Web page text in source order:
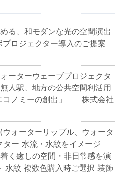
る、和モダンな光の空間演出
ロジェクター導入のご提案
ーターウェーブプロジェクタ
人駅、地方の公共空間利活用
コノミーの創出」 株式会社
ォーターリップル、ウォータ
ター 水流・水紋をイメージ
く癒しの空間・非日常感を演
水紋 複数色購入時ご選択 装飾